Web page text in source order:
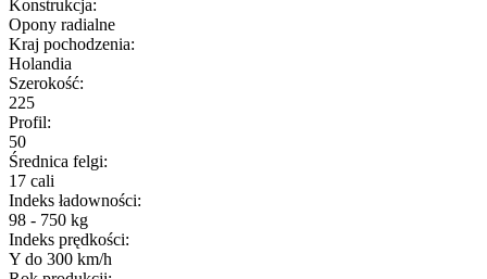
Konstrukcja:
Opony radialne
Kraj pochodzenia:
Holandia
Szerokość:
225
Profil:
50
Średnica felgi:
17 cali
Indeks ładowności:
98 - 750 kg
Indeks prędkości:
Y do 300 km/h